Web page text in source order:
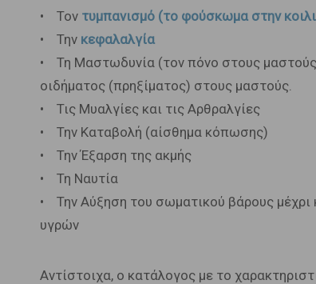
• Τον τυμπανισμό (το φούσκωμα στην
• Την κεφαλαλγία
• Τη Μαστωδυνία (τον πόνο στους
οιδήματος (πρηξίματος) στους μαστούς.
• Τις Μυαλγίες και τις Αρθραλγίες
• Την Καταβολή (αίσθημα κόπωσης)
• Την Έξαρση της ακμής
• Τη Ναυτία
• Την Αύξηση του σωματικού βάρους μέχρι
υγρών
Αντίστοιχα, ο κατάλογος με το